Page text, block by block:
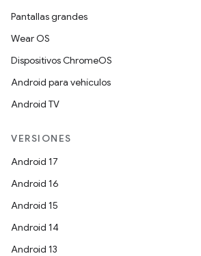
Pantallas grandes
Wear OS
Dispositivos ChromeOS
Android para vehículos
Android TV
VERSIONES
Android 17
Android 16
Android 15
Android 14
Android 13